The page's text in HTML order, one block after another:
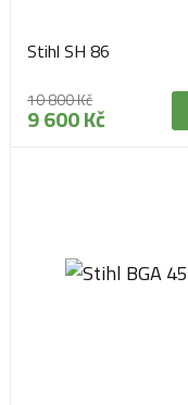
Stihl SH 86
10 800 Kč
9 600 Kč